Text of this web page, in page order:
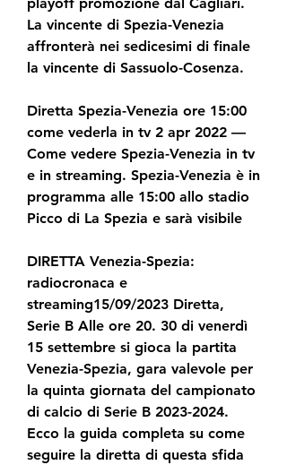
La vincente di Spezia-Venezia
affronterà nei sedicesimi di finale
la vincente di Sassuolo-Cosenza.
Diretta Spezia-Venezia ore 15:00
come vederla in tv 2 apr 2022 —
Come vedere Spezia-Venezia in tv
e in streaming. Spezia-Venezia è in
programma alle 15:00 allo stadio
Picco di La Spezia e sarà visibile
DIRETTA Venezia-Spezia:
radiocronaca e
streaming15/09/2023 Diretta,
Serie B Alle ore 20. 30 di venerdì
15 settembre si gioca la partita
Venezia-Spezia, gara valevole per
la quinta giornata del campionato
di calcio di Serie B 2023-2024.
Ecco la guida completa su come
seguire la diretta di questa sfida